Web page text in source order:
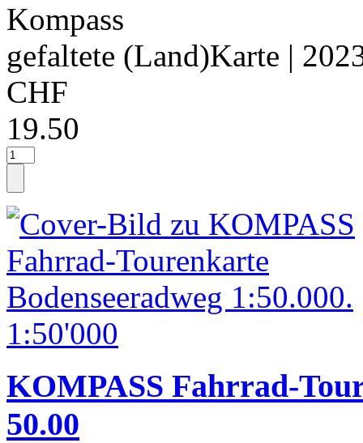
Kompass
gefaltete (Land)Karte |
CHF
19.50
KOMPASS Fahrrad-
50.00